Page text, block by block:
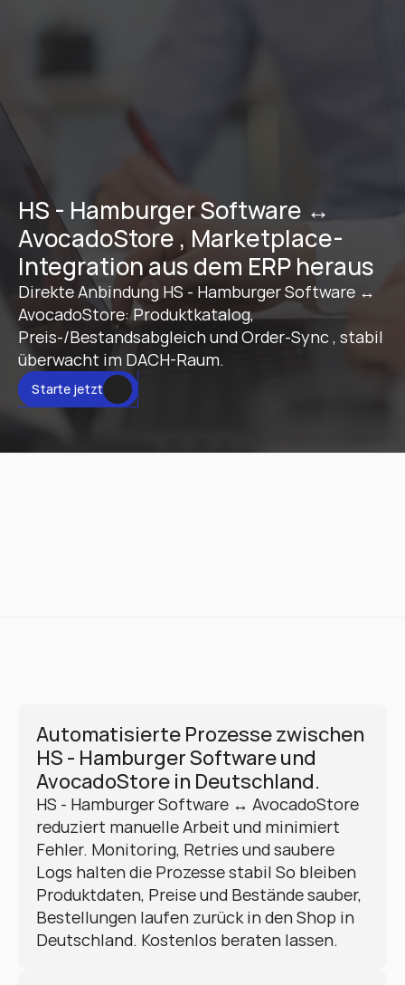
HS - Hamburger Software ↔
AvocadoStore , Marketplace-
Integration aus dem ERP heraus
Direkte Anbindung HS - Hamburger Software ↔
AvocadoStore: Produktkatalog,
Preis-/Bestandsabgleich und Order-Sync , stabil
überwacht im DACH-Raum.
Starte jetzt
Automatisierte Prozesse zwischen
HS - Hamburger Software und
AvocadoStore in Deutschland.
HS - Hamburger Software ↔ AvocadoStore
reduziert manuelle Arbeit und minimiert
Fehler. Monitoring, Retries und saubere
Logs halten die Prozesse stabil So bleiben
Produktdaten, Preise und Bestände sauber,
Bestellungen laufen zurück in den Shop in
Deutschland. Kostenlos beraten lassen.